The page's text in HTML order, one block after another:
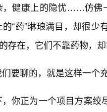
，健康上的隐忧……仿佛
“药”琳琅满目，却很
存在，它们不靠药物，
要聊的，就是这样一个
你正为一个项目方案绞